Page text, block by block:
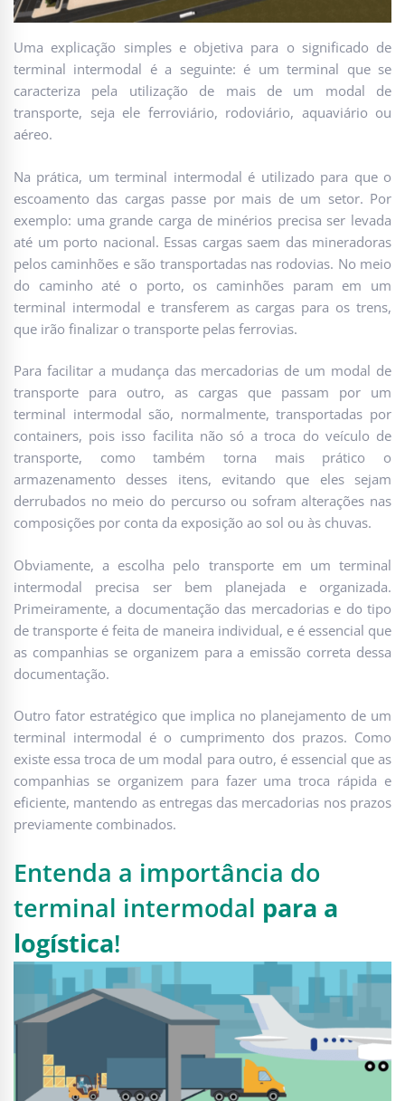
Uma explicação simples e objetiva para o significado de
terminal intermodal é a seguinte: é um terminal que se
caracteriza pela utilização de mais de um modal de
transporte, seja ele ferroviário, rodoviário, aquaviário ou
aéreo.
Na prática, um terminal intermodal é utilizado para que o
escoamento das cargas passe por mais de um setor. Por
exemplo: uma grande carga de minérios precisa ser levada
até um porto nacional. Essas cargas saem das mineradoras
pelos caminhões e são transportadas nas rodovias. No meio
do caminho até o porto, os caminhões param em um
terminal intermodal e transferem as cargas para os trens,
que irão finalizar o transporte pelas ferrovias.
Para facilitar a mudança das mercadorias de um modal de
transporte para outro, as cargas que passam por um
terminal intermodal são, normalmente, transportadas por
containers, pois isso facilita não só a troca do veículo de
transporte, como também torna mais prático o
armazenamento desses itens, evitando que eles sejam
derrubados no meio do percurso ou sofram alterações nas
composições por conta da exposição ao sol ou às chuvas.
Obviamente, a escolha pelo transporte em um terminal
intermodal precisa ser bem planejada e organizada.
Primeiramente, a documentação das mercadorias e do tipo
de transporte é feita de maneira individual, e é essencial que
as companhias se organizem para a emissão correta dessa
documentação.
Outro fator estratégico que implica no planejamento de um
terminal intermodal é o cumprimento dos prazos. Como
existe essa troca de um modal para outro, é essencial que as
companhias se organizem para fazer uma troca rápida e
eficiente, mantendo as entregas das mercadorias nos prazos
previamente combinados.
Entenda a importância do
terminal intermodal para a
logística!